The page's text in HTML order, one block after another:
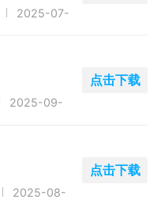
2025-07-
2025-09-
点击下载
2025-08-
点击下载